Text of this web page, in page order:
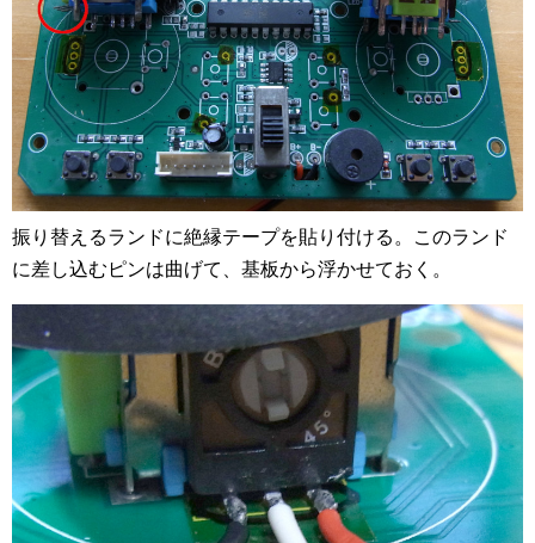
振り替えるランドに絶縁テープを貼り付ける。このランド
に差し込むピンは曲げて、基板から浮かせておく。